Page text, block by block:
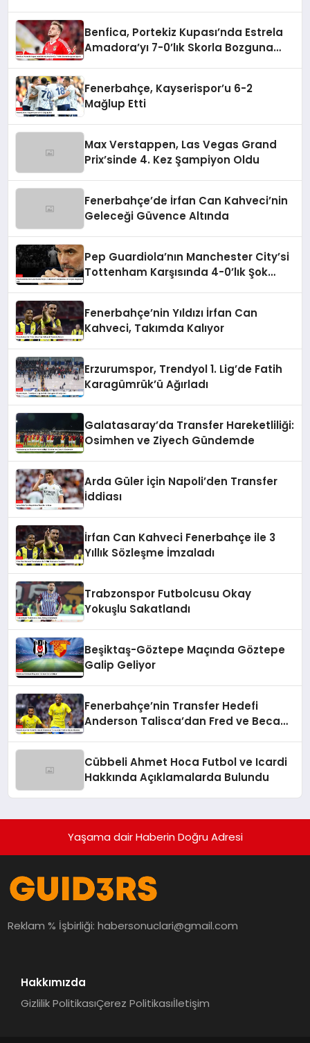
Benfica, Portekiz Kupası’nda Estrela
Amadora’yı 7-0’lık Skorla Bozguna
Fenerbahçe, Kayserispor’u 6-2
Mağlup Etti
Max Verstappen, Las Vegas Grand
Prix’sinde 4. Kez Şampiyon Oldu
Fenerbahçe’de İrfan Can Kahveci’nin
Geleceği Güvence Altında
Pep Guardiola’nın Manchester City’si
Tottenham Karşısında 4-0’lık Şok
Fenerbahçe’nin Yıldızı İrfan Can
Kahveci, Takımda Kalıyor
Erzurumspor, Trendyol 1. Lig’de Fatih
Karagümrük’ü Ağırladı
Galatasaray’da Transfer Hareketliliği:
Osimhen ve Ziyech Gündemde
Arda Güler İçin Napoli’den Transfer
İddiası
İrfan Can Kahveci Fenerbahçe ile 3
Yıllık Sözleşme İmzaladı
Trabzonspor Futbolcusu Okay
Yokuşlu Sakatlandı
Beşiktaş-Göztepe Maçında Göztepe
Galip Geliyor
Fenerbahçe’nin Transfer Hedefi
Anderson Talisca’dan Fred ve Becao
Cübbeli Ahmet Hoca Futbol ve Icardi
Hakkında Açıklamalarda Bulundu
Yaşama dair Haberin Doğru Adresi
Reklam % İşbirliği:habersonuclari@gmail.com
Hakkımızda
Gizlilik PolitikasıÇerez Politikasıİletişim